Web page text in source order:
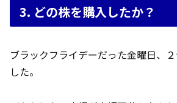
3. どの株を購入したか？
ブラックフライデーだった金曜日、
した。